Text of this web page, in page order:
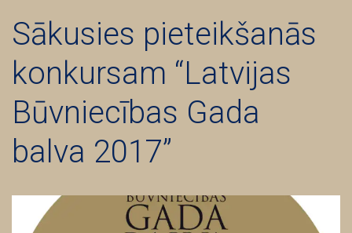
Sākusies pieteikšanās
konkursam “Latvijas
Būvniecības Gada
balva 2017”